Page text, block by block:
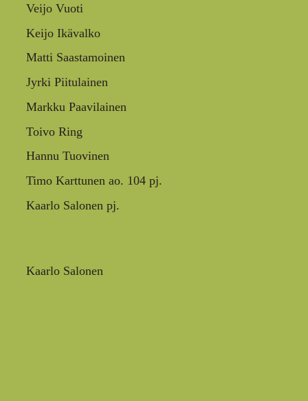
Veijo Vuoti
Keijo Ikävalko
Matti Saastamoinen
Jyrki Piitulainen
Markku Paavilainen
Toivo Ring
Hannu Tuovinen
Timo Karttunen ao. 104 pj.
Kaarlo Salonen pj.
Kaarlo Salonen